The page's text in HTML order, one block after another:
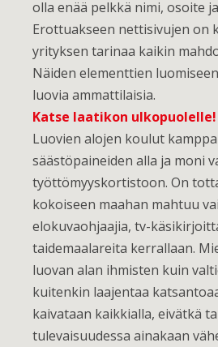
olla enää pelkkä nimi, osoite
Erottuakseen nettisivujen on
yrityksen tarinaa kaikin
Näiden elementtien
luovia ammattilaisia.
Katse laatikon ulkopuolelle!
Luovien alojen koulut
säästöpaineiden alla ja moni
työttömyyskortistoon. On
kokoiseen maahan mahtuu
elokuvaohjaajia, tv-
taidemaalareita kerrallaan.
luovan alan ihmisten kuin
kuitenkin laajentaa
kaivataan kaikkialla, eivätkä
tulevaisuudessa ainakaan